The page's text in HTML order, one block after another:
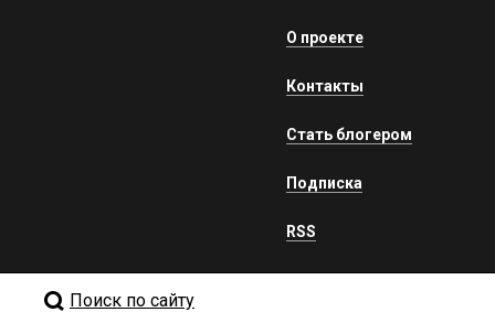
О проекте
Контакты
Стать блогером
Подписка
RSS
Поиск по сайту